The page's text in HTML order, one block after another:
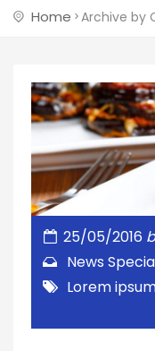
Home Archive by
25/05/2016
News
Lorem